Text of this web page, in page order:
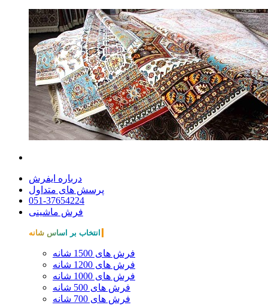
درباره ایفرش
پرسش های متداول
051-37654224
فرش ماشینی
انتخاب بر اساس شانه
فرش های 1500 شانه
فرش های 1200 شانه
فرش های 1000 شانه
فرش های 500 شانه
فرش های 700 شانه